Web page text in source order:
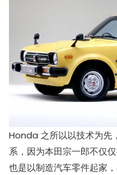
Honda 之所以以技术为先
系，因为本田宗一郎不仅
也是以制造汽车零件起家